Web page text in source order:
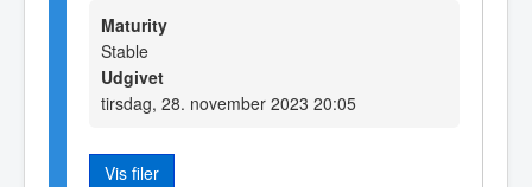
Maturity
Stable
Udgivet
tirsdag, 28. november 2023 20:05
Vis filer